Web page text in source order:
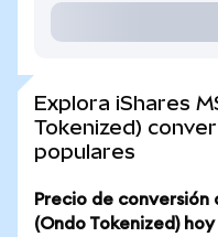
Explora iShares
Tokenized)
populares
Precio de conversión
(Ondo Tokenized) hoy